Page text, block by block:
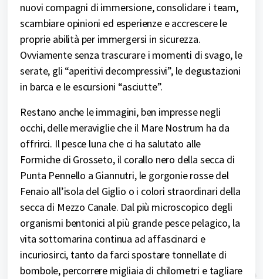
nuovi compagni di immersione, consolidare i team,
scambiare opinioni ed esperienze e accrescere le
proprie abilità per immergersi in sicurezza.
Ovviamente senza trascurare i momenti di svago, le
serate, gli “aperitivi decompressivi”, le degustazioni
in barca e le escursioni “asciutte”.
Restano anche le immagini, ben impresse negli
occhi, delle meraviglie che il Mare Nostrum ha da
offrirci. Il pesce luna che ci ha salutato alle
Formiche di Grosseto, il corallo nero della secca di
Punta Pennello a Giannutri, le gorgonie rosse del
Fenaio all’isola del Giglio o i colori straordinari della
secca di Mezzo Canale. Dal più microscopico degli
organismi bentonici al più grande pesce pelagico, la
vita sottomarina continua ad affascinarci e
incuriosirci, tanto da farci spostare tonnellate di
bombole, percorrere migliaia di chilometri e tagliare